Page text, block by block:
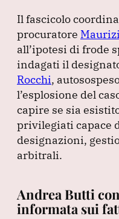
Il fascicolo
procuratore
all’ipotesi di frode
indagati il
Rocchi,
l’esplosione del
capire se sia
privilegiati capace
designazioni,
arbitrali.
Andrea Butti
informata sui